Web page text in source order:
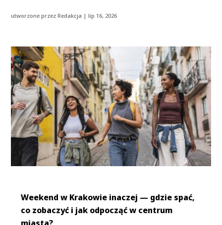
utworzone przezRedakcja |lip 16, 2026
Weekend w Krakowie inaczej — gdzie spać,
co zobaczyć i jak odpocząć w centrum